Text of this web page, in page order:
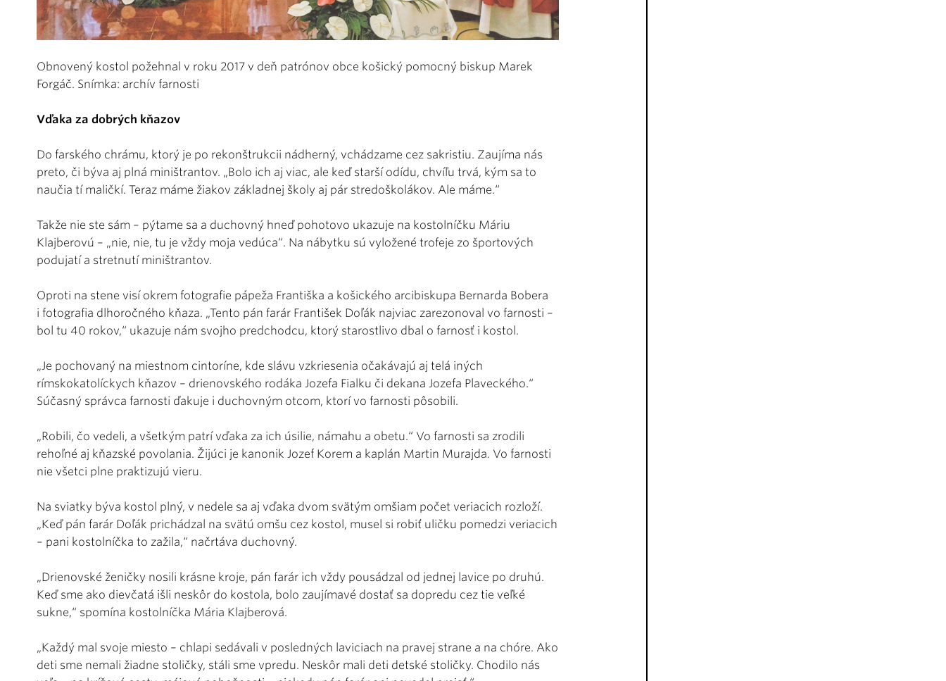
Obnovený kostol požehnal v roku 2017 v deň patrónov obce košický pomocný biskup Marek
Forgáč. Snímka: archív farnosti
Vďaka za dobrých kňazov
Do farského chrámu, ktorý je po rekonštrukcii nádherný, vchádzame cez sakristiu. Zaujíma nás
preto, či býva aj plná miništrantov. „Bolo ich aj viac, ale keď starší odídu, chvíľu trvá, kým sa to
naučia tí maličkí. Teraz máme žiakov základnej školy aj pár stredoškolákov. Ale máme.“
Takže nie ste sám – pýtame sa a duchovný hneď pohotovo ukazuje na kostolníčku Máriu
Klajberovú – „nie, nie, tu je vždy moja vedúca“. Na nábytku sú vyložené trofeje zo športových
podujatí a stretnutí miništrantov.
Oproti na stene visí okrem fotografie pápeža Františka a košického arcibiskupa Bernarda Bobera
i fotografia dlhoročného kňaza. „Tento pán farár František Doľák najviac zarezonoval vo farnosti –
bol tu 40 rokov,“ ukazuje nám svojho predchodcu, ktorý starostlivo dbal o farnosť i kostol.
„Je pochovaný na miestnom cintoríne, kde slávu vzkriesenia očakávajú aj telá iných
rímskokatolíckych kňazov – drienovského rodáka Jozefa Fialku či dekana Jozefa Plaveckého.“
Súčasný správca farnosti ďakuje i duchovným otcom, ktorí vo farnosti pôsobili.
„Robili, čo vedeli, a všetkým patrí vďaka za ich úsilie, námahu a obetu.“ Vo farnosti sa zrodili
rehoľné aj kňazské povolania. Žijúci je kanonik Jozef Korem a kaplán Martin Murajda. Vo farnosti
nie všetci plne praktizujú vieru.
Na sviatky býva kostol plný, v nedele sa aj vďaka dvom svätým omšiam počet veriacich rozloží.
„Keď pán farár Doľák prichádzal na svätú omšu cez kostol, musel si robiť uličku pomedzi veriacich
– pani kostolníčka to zažila,“ načrtáva duchovný.
„Drienovské ženičky nosili krásne kroje, pán farár ich vždy pousádzal od jednej lavice po druhú.
Keď sme ako dievčatá išli neskôr do kostola, bolo zaujímavé dostať sa dopredu cez tie veľké
sukne,“ spomína kostolníčka Mária Klajberová.
„Každý mal svoje miesto – chlapi sedávali v posledných laviciach na pravej strane a na chóre. Ako
deti sme nemali žiadne stoličky, stáli sme vpredu. Neskôr mali deti detské stoličky. Chodilo nás